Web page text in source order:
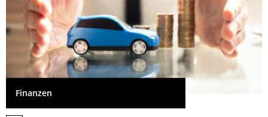
Finanzen